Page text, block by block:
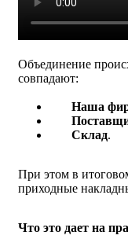
Объединение
совпадают:
Наша
Склад.
При этом в
приходные
Что это дает на